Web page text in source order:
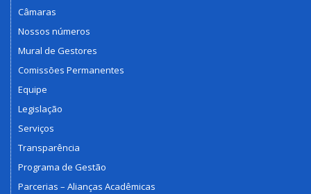
Câmaras
Nossos números
Mural de Gestores
Comissões Permanentes
Equipe
Legislação
Serviços
Transparência
Programa de Gestão
Parcerias – Alianças Acadêmicas